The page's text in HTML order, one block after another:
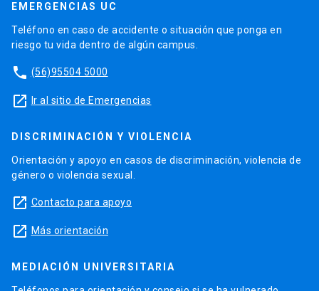
EMERGENCIAS UC
Teléfono en caso de accidente o situación que ponga en
riesgo tu vida dentro de algún campus.
phone (56)95504 5000
launch Ir al sitio de Emergencias
DISCRIMINACIÓN Y VIOLENCIA
Orientación y apoyo en casos de discriminación, violencia de
género o violencia sexual.
launch Contacto para apoyo
launch Más orientación
MEDIACIÓN UNIVERSITARIA